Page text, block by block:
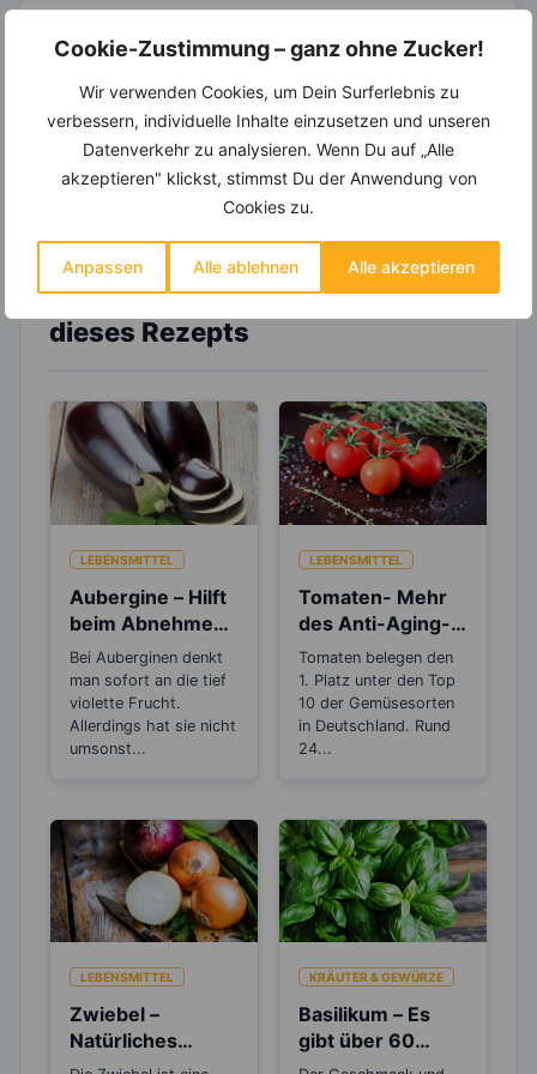
Cookie-Zustimmung – ganz ohne Zucker!
Wir verwenden Cookies, um Dein Surferlebnis zu
verbessern, individuelle Inhalte einzusetzen und unseren
Datenverkehr zu analysieren. Wenn Du auf „Alle
akzeptieren" klickst, stimmst Du der Anwendung von
Cookies zu.
Anpassen Alle ablehnen Alle akzeptieren
14.000 Rezepte, autom.
dynamische
Einkaufsliste und noch mehr?
Entdecke die
viele hilfreiche und zeitsparende Möglichkeiten,
um Deine Ernährung optimal zu gestalten.
Erfahre mehr über die Zutaten
dieses Rezepts
LEBENSMITTEL
Aubergine – Hilft
beim Abnehmen,
bei Müdigkeit und
Stress
Bei Auberginen denkt
man sofort an die tief
violette Frucht.
Allerdings hat sie nicht
umsonst...
LEBENSMITTEL
Tomaten- Mehr
des Anti-Aging-
Stoffs Lycopin
durchs
Einkochen?
Tomaten belegen den
1. Platz unter den Top
10 der Gemüsesorten
in Deutschland. Rund
24...
LEBENSMITTEL
Zwiebel –
Natürliches
Antibiotikum und
KRÄUTER & GEWÜRZE
Basilikum – Es
gibt über 60
verschiedene